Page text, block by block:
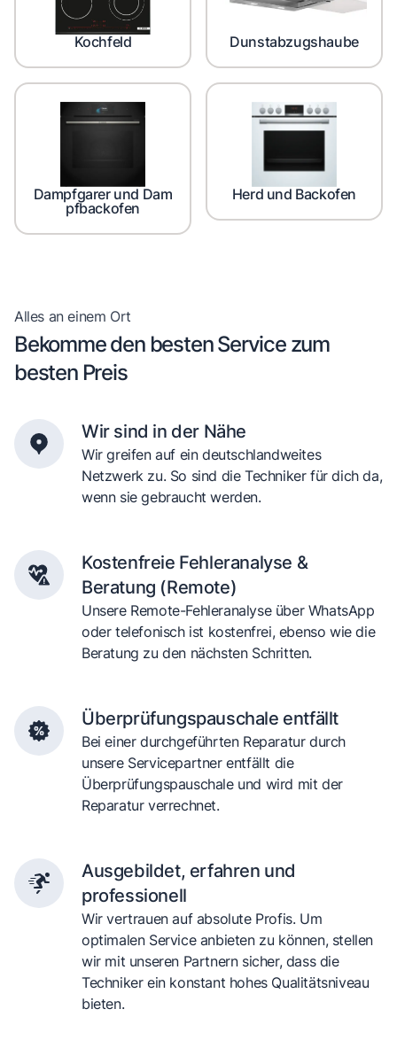
Kochfeld Dunstabzugshaube
Dampfgarer und Dam
pfbackofen
Herd und Backofen
Alles an einem Ort
Bekomme den besten Service zum
besten Preis
Wir sind in der Nähe
Wir greifen auf ein deutschlandweites
Netzwerk zu. So sind die Techniker für dich da,
wenn sie gebraucht werden.
Kostenfreie Fehleranalyse &
Beratung (Remote)
Unsere Remote-Fehleranalyse über WhatsApp
oder telefonisch ist kostenfrei, ebenso wie die
Beratung zu den nächsten Schritten.
Überprüfungspauschale entfällt
Bei einer durchgeführten Reparatur durch
unsere Servicepartner entfällt die
Überprüfungspauschale und wird mit der
Reparatur verrechnet.
Ausgebildet, erfahren und
professionell
Wir vertrauen auf absolute Profis. Um
optimalen Service anbieten zu können, stellen
wir mit unseren Partnern sicher, dass die
Techniker ein konstant hohes Qualitätsniveau
bieten.